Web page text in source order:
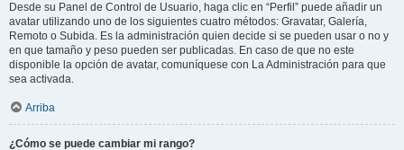
Desde su Panel de Control de Usuario, haga clic en “Perfil” puede añadir un
avatar utilizando uno de los siguientes cuatro métodos: Gravatar, Galería,
Remoto o Subida. Es la administración quien decide si se pueden usar o no y
en que tamaño y peso pueden ser publicadas. En caso de que no este
disponible la opción de avatar, comuníquese con La Administración para que
sea activada.
Arriba
¿Cómo se puede cambiar mi rango?